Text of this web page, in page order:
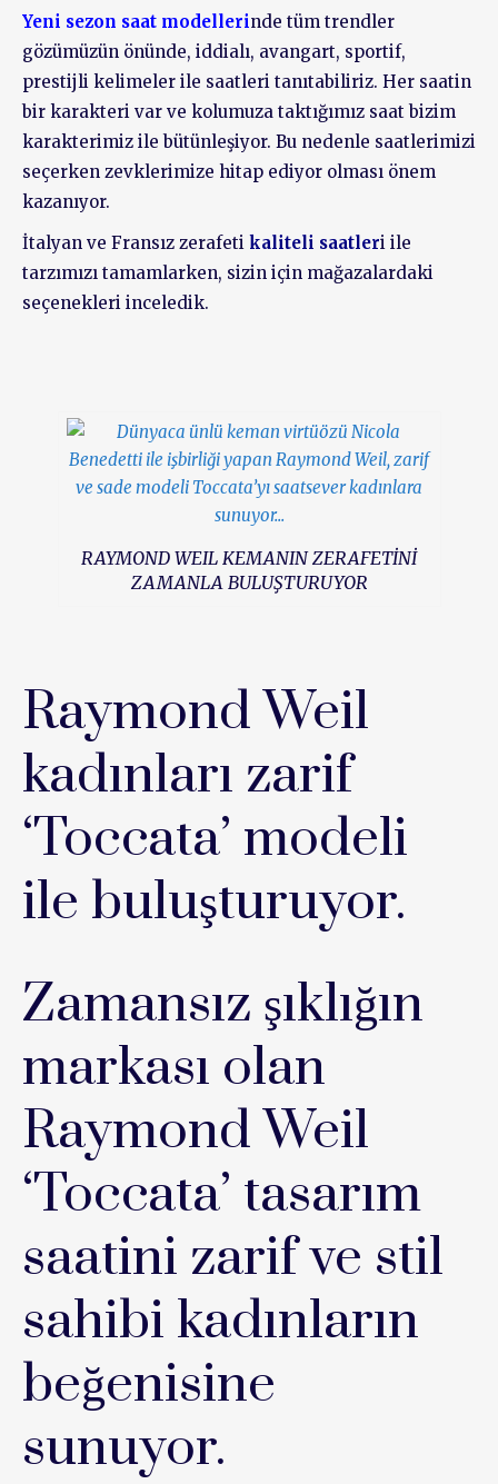
Yeni sezon saat modellerinde tüm trendler
gözümüzün önünde, iddialı, avangart, sportif,
prestijli kelimeler ile saatleri tanıtabiliriz. Her saatin
bir karakteri var ve kolumuza taktığımız saat bizim
karakterimiz ile bütünleşiyor. Bu nedenle saatlerimizi
seçerken zevklerimize hitap ediyor olması önem
kazanıyor.
İtalyan ve Fransız zerafeti kaliteli saatleri ile
tarzımızı tamamlarken, sizin için mağazalardaki
seçenekleri inceledik.
RAYMOND WEIL KEMANIN ZERAFETİNİ
ZAMANLA BULUŞTURUYOR
Raymond Weil
kadınları zarif
‘Toccata’ modeli
ile buluşturuyor.
Zamansız şıklığın
markası olan
Raymond Weil
‘Toccata’ tasarım
saatini zarif ve stil
sahibi kadınların
beğenisine
sunuyor.